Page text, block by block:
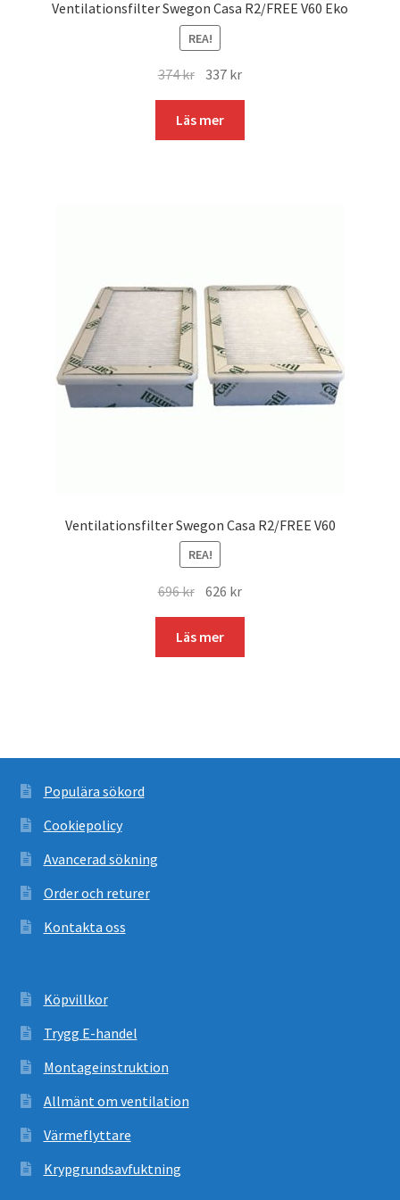
Ventilationsfilter Swegon Casa R2/FREE V60 Eko
REA!
374kr Det
ursprungliga
priset
var:
337 krDet
nuvarande
är:
Läs mer
Ventilationsfilter Swegon Casa R2/FREE V60
REA!
696kr Det
priset
var:
626 krDet
är:
Läs mer
Populära sökord
Cookiepolicy
Avancerad sökning
Order och returer
Kontakta oss
Köpvillkor
Trygg E-handel
Montageinstruktion
Allmänt om ventilation
Värmeflyttare
Krypgrundsavfuktning